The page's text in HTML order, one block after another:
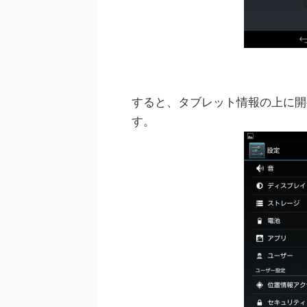
すると、タブレット情報の上に
す。